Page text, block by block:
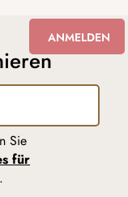
Sie
für
.
ANMELDEN